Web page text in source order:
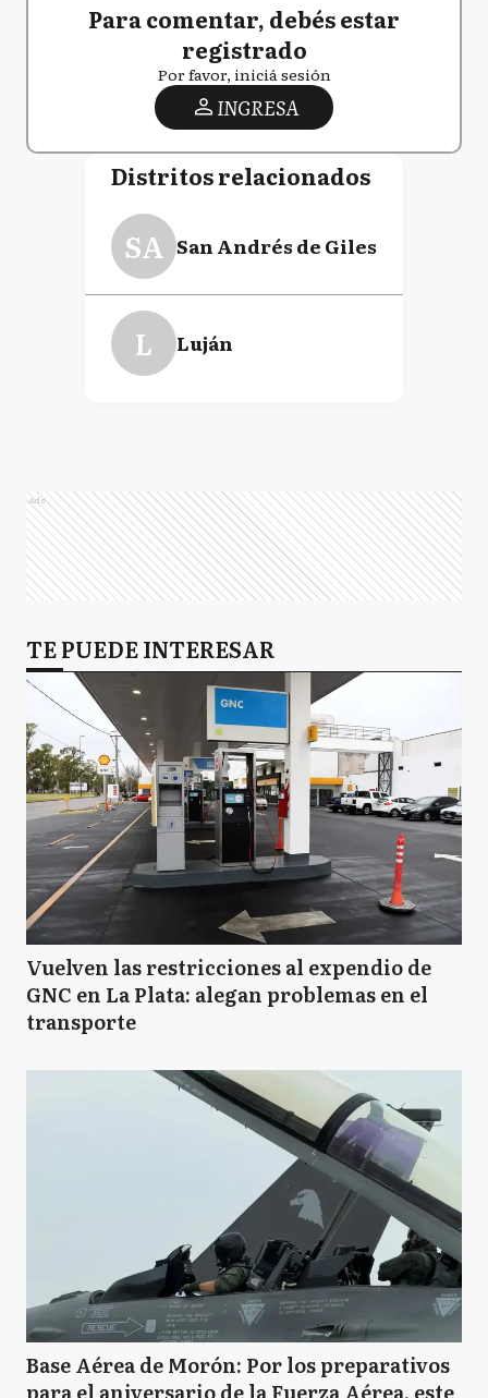
Para comentar, debés estar
registrado
Por favor, iniciá sesión
INGRESA
Distritos relacionados
SA San Andrés de Giles
L Luján
Ads
TE PUEDE INTERESAR
Vuelven las restricciones al expendio de
GNC en La Plata: alegan problemas en el
transporte
Base Aérea de Morón: Por los preparativos
para el aniversario de la Fuerza Aérea, este